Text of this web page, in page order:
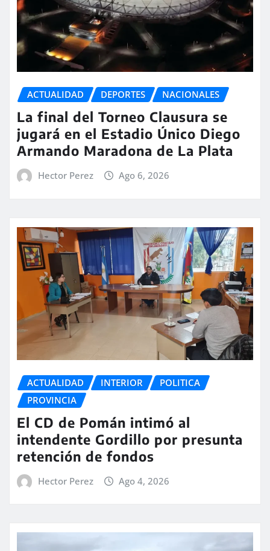
ACTUALIDAD DEPORTES NACIONALES
La final del Torneo Clausura se
jugará en el Estadio Único Diego
Armando Maradona de La Plata
Hector Perez Ago 6, 2026
ACTUALIDAD INTERIOR
POLITICA
PROVINCIA
El CD de Pomán intimó al
intendente Gordillo por presunta
retención de fondos
Hector Perez Ago 4, 2026